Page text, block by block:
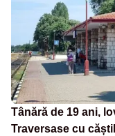
Tânără de 19 ani,
Traversase cu